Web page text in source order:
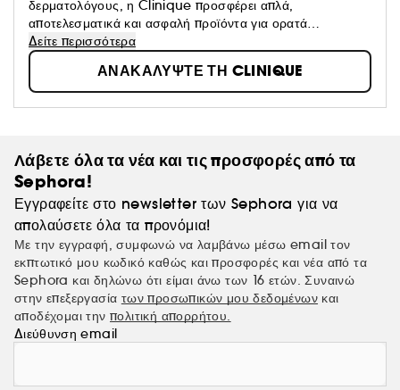
δερματολόγους, η Clinique προσφέρει απλά,
αποτελεσματικά και ασφαλή προϊόντα για ορατά
αποτελέσματα στο δέρμα σας. Χωρίς paraben, χωρίς
φθαλικές ενώσεις, χωρίς άρωμα, οι φόρμουλες έχουν
σχεδιαστεί για να εγγυώνται το μέγιστο αποτέλεσμα χωρίς
ερεθισμούς. Με Clinique, έχεις απλά χαρούμενο δέρμα.
Δείτε περισσότερα
ΑΝΑΚΑΛΥΨΤΕ ΤΗ CLINIQUE
Λάβετε όλα τα νέα και τις προσφορές από τα
Sephora!
Εγγραφείτε στο newsletter των Sephora για να
απολαύσετε όλα τα προνόμια!
Με την εγγραφή, συμφωνώ να λαμβάνω μέσω email τον
εκπτωτικό μου κωδικό καθώς και προσφορές και νέα από τα
Sephora και δηλώνω ότι είμαι άνω των 16 ετών. Συναινώ
στην επεξεργασία των προσωπικών μου δεδομένων και
αποδέχομαι την πολιτική απορρήτου.
Διεύθυνση email